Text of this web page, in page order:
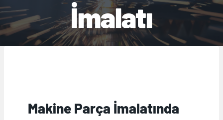
İmalatı
Makine Parça İmalatında